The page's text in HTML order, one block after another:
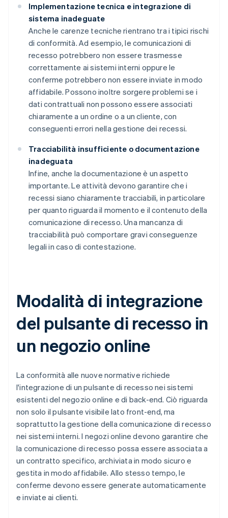
Implementazione tecnica e integrazione di
sistema inadeguate
Anche le carenze tecniche rientrano tra i tipici rischi
di conformità. Ad esempio, le comunicazioni di
recesso potrebbero non essere trasmesse
correttamente ai sistemi interni oppure le
conferme potrebbero non essere inviate in modo
affidabile. Possono inoltre sorgere problemi se i
dati contrattuali non possono essere associati
chiaramente a un ordine o a un cliente, con
conseguenti errori nella gestione dei recessi.
Tracciabilità insufficiente o documentazione
inadeguata
Infine, anche la documentazione è un aspetto
importante. Le attività devono garantire che i
recessi siano chiaramente tracciabili, in particolare
per quanto riguarda il momento e il contenuto della
comunicazione di recesso. Una mancanza di
tracciabilità può comportare gravi conseguenze
legali in caso di contestazione.
Modalità di integrazione
del pulsante di recesso in
un negozio online
La conformità alle nuove normative richiede
l'integrazione di un pulsante di recesso nei sistemi
esistenti del negozio online e di back-end. Ciò riguarda
non solo il pulsante visibile lato front-end, ma
soprattutto la gestione della comunicazione di recesso
nei sistemi interni. I negozi online devono garantire che
la comunicazione di recesso possa essere associata a
un contratto specifico, archiviata in modo sicuro e
gestita in modo affidabile. Allo stesso tempo, le
conferme devono essere generate automaticamente
e inviate ai clienti.